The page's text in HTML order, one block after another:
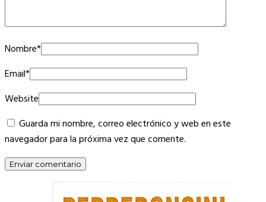
Nombre*
Email*
Website
Guarda mi nombre, correo electrónico y web en este
navegador para la próxima vez que comente.